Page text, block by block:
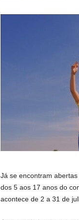
Já se encontram
dos 5 aos 17 anos do
acontece de 2 a 31 de